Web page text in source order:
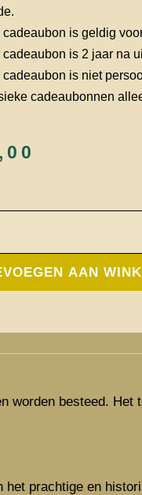
cadeaubon is geldig
cadeaubon is 2 jaar na
cadeaubon is niet
cadeaubonnen
AAN
worden besteed.
prachtige en